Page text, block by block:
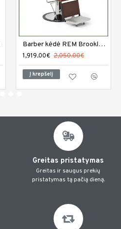
Barber kėdė REM Brookland
1,919.00€ 2,050.00€
Į krepšelį
Greitas pristatymas
Greitas ir saugus prekių
pristatymas tą pačią dieną.